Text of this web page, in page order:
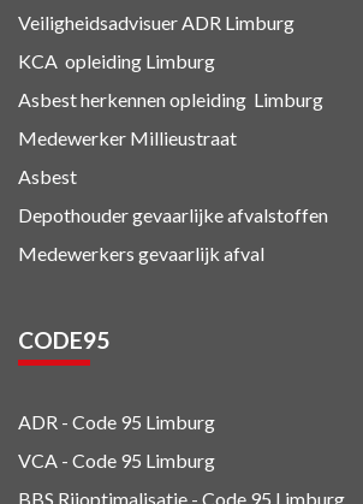
Veiligheidsadvisuer ADR Limburg
KCA opleiding Limburg
Asbest herkennenopleiding Limburg
Medewerker Millieustraat
Asbest
Depothouder gevaarlijke afvalstoffen
Medewerkers gevaarlijk afval
CODE95
ADR - Code 95 Limburg
VCA - Code 95 Limburg
BBS Rijoptimalisatie - Code 95 Limburg